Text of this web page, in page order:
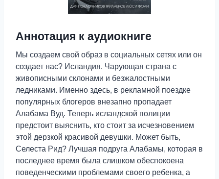
Аннотация к аудиокниге
Мы создаем свой образ в социальных сетях или он
создает нас? Исландия. Чарующая страна с
живописными склонами и безжалостными
ледниками. Именно здесь, в рекламной поездке
популярных блогеров внезапно пропадает
Алабама Вуд. Теперь исландской полиции
предстоит выяснить, кто стоит за исчезновением
этой дерзкой красивой девушки. Может быть,
Селеста Рид? Лучшая подруга Алабамы, которая в
последнее время была слишком обеспокоена
поведенческими проблемами своего ребенка, а